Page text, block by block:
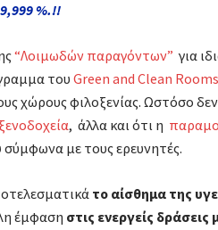
%.!!
“Λοιμωδών παραγόντων” για
τουGreen and Clean Rooms
χώρους φιλοξενίας. Ωστόσο
, άλλα και ότι η
σύμφωνα με τους ερευνητές.
το αίσθημα της
έμφαση στις ενεργείς δράσεις